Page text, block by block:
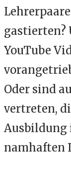
gastierten?
YouTube
Oder sind
vertreten,
Ausbildung
namhaften